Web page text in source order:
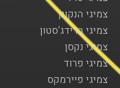
צמיגי הנקוק
צמיגי ברידג’סטון
צמיגי נקסן
צמיגי פרוד
צמיגי פיירמקס